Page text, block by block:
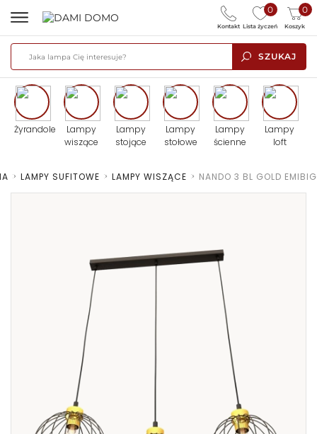
SZUKAJ
0
Lista życzeń
0
Koszyk
Kontakt
Żyrandole
Lampy
wiszące
Lampy
stojące
Lampy
stołowe
Lampy
ścienne
Lampy
loft
> LAMPY SUFITOWE > LAMPY WISZĄCE > NANDO 3 BL GOLD EMIBIG